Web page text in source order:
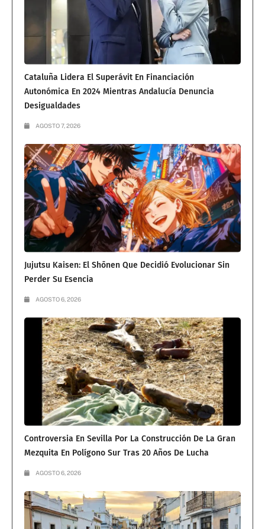
Cataluña Lidera El Superávit En Financiación
Autonómica En 2024 Mientras Andalucía Denuncia
Desigualdades
AGOSTO 7, 2026
Jujutsu Kaisen: El Shōnen Que Decidió Evolucionar Sin
Perder Su Esencia
AGOSTO 6, 2026
Controversia En Sevilla Por La Construcción De La Gran
Mezquita En Polígono Sur Tras 20 Años De Lucha
AGOSTO 6, 2026